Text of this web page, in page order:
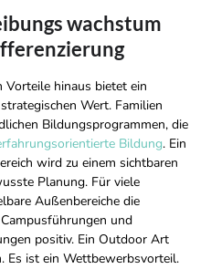
wachstum
Vorteile hinaus bietet ein
Wert. Familien
Bildungsprogrammen, die
Bildung. Ein
wird zu einem sichtbaren
Planung. Für viele
Außenbereiche die
und
positiv. Ein Outdoor Art
Es ist ein Wettbewerbsvorteil.